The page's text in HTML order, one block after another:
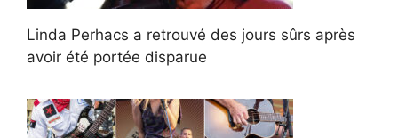
Linda Perhacs a retrouvé des jours sûrs après
avoir été portée disparue